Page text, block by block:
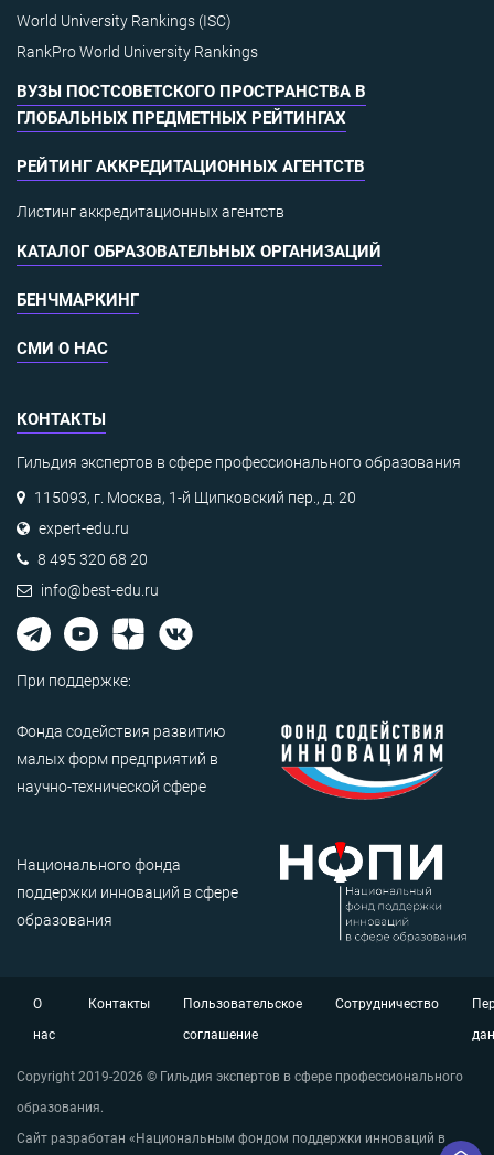
World University Rankings (ISC)
RankPro World University Rankings
ВУЗЫ ПОСТСОВЕТСКОГО ПРОСТРАНСТВА В
ГЛОБАЛЬНЫХ ПРЕДМЕТНЫХ РЕЙТИНГАХ
РЕЙТИНГ АККРЕДИТАЦИОННЫХ АГЕНТСТВ
Листинг аккредитационных агентств
КАТАЛОГ ОБРАЗОВАТЕЛЬНЫХ ОРГАНИЗАЦИЙ
БЕНЧМАРКИНГ
СМИ О НАС
КОНТАКТЫ
Гильдия экспертов в сфере профессионального образования
115093, г. Москва, 1-й Щипковский пер., д. 20
expert-edu.ru
8 495 320 68 20
info@best-edu.ru
При поддержке:
Фонда содействия развитию
малых форм предприятий в
научно-технической сфере
Национального фонда
поддержки инноваций в сфере
образования
Copyright 2019-2026 © Гильдия экспертов в сфере профессионального
образования.
Сайт разработан «Национальным фондом поддержки инноваций в
О
нас
Контакты
Пользовательское
соглашение
Сотрудничество